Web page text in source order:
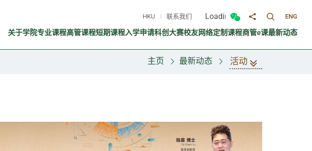
HKU 联系我们 Loading...
切换微信面板
分享至切换搜寻面
ENG
关于学院专业课程高管课程短期课程入学申请科创大赛校友网络定制课程商管e课最新动态
主页 最新动态 活动